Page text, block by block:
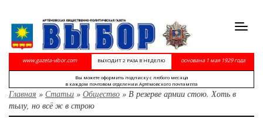
www.gazeta-vibor.com ВЫХОДИТ 2 РАЗА В НЕДЕЛЮ основана 1 мая 1929 года
Вы можете оформить подписку с любого месяца
в каждом почтовом отделении Артёмовского почтампта
Главная » Статьи » Общество » В резерве армии стою. Хоть в
тылу, но всё ж в строю